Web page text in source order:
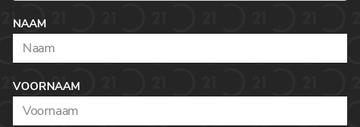
NAAM
VOORNAAM